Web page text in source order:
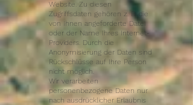
Website. Zu diesen
Zugriffsdaten gehören z. B. die
von Ihnen angeforderte Datei
oder der Name Ihres Internet-
Providers. Durch die
Anonymisierung der Daten sind
Rückschlüsse auf Ihre Person
nicht möglich.
Wir verarbeiten
personenbezogene Daten nur
nach ausdrücklicher Erlaubnis